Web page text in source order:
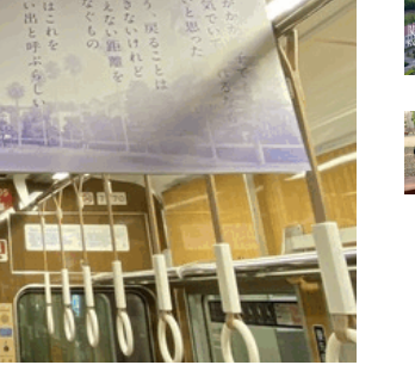
（ポプラ）不正転売の違法性